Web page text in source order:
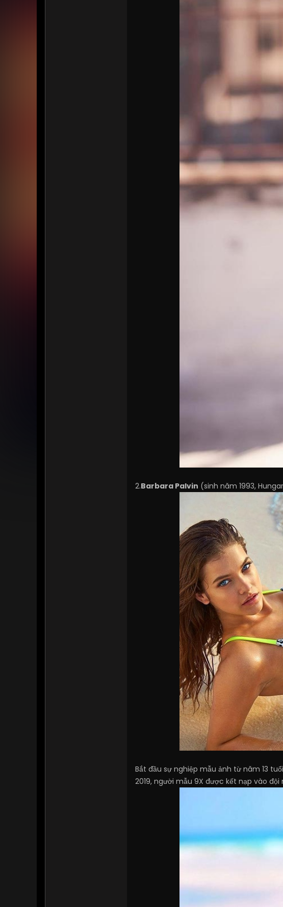
2.Barbara Palvin (sinh năm 1993,
Bắt đầu sự nghiệp mẫu ảnh từ năm 13
2019, người mẫu 9X được kết nạp vào